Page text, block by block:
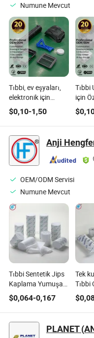
Numune Mevcut
Tıbbi, ev eşyaları,
elektronik için
özelleştirilmiş
yüksek kaliteli
plastik kalıplama
hizmeti
$0,10-1,50
Tıbbi
için
$
OEM/ODM Servisi
Numune Mevcut
Tıbbi Sentetik Jips
Kaplama Yumuşak
Rulolar Pamuk Alt
Bandaj Dolgu
Ortopedik Yumuşak
Hızla Kuruyan Alçı
Bandaj Dolgusu
$0,064-0,167
Tek
Tıbbi
Bandı
$